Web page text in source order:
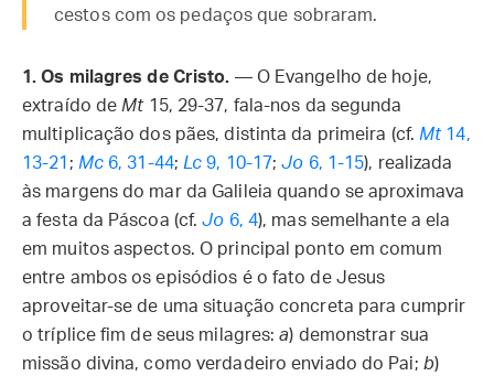
cestos com os pedaços que sobraram.
1. Os milagres de Cristo. — O Evangelho de hoje,
extraído de Mt15, 29-37, fala-nos da segunda
multiplicação dos pães, distinta da primeira (cf. Mt14,
13-21 ; Mc6, 31-44; Lc 9, 10-17;Jo 6, 1-15), realizada
às margens do mar da Galileia quando se aproximava
a festa da Páscoa (cf.Jo 6, 4), mas semelhante a ela
em muitos aspectos. O principal ponto em comum
entre ambos os episódios é o fato de Jesus
aproveitar-se de uma situação concreta para cumprir
o tríplice fim de seus milagres:a) demonstrar sua
missão divina, como verdadeiro enviado do Pai; b)